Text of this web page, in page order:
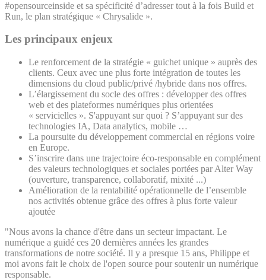
#opensourceinside et sa spécificité d’adresser tout à la fois Build et
Run, le plan stratégique « Chrysalide ».
Les principaux enjeux
Le renforcement de la stratégie « guichet unique » auprès des
clients. Ceux avec une plus forte intégration de toutes les
dimensions du cloud public/privé /hybride dans nos offres.
L’élargissement du socle des offres : développer des offres
web et des plateformes numériques plus orientées
« servicielles ». S'appuyant sur quoi ? S’appuyant sur des
technologies IA, Data analytics, mobile …
La poursuite du développement commercial en régions voire
en Europe.
S’inscrire dans une trajectoire éco-responsable en complément
des valeurs technologiques et sociales portées par Alter Way
(ouverture, transparence, collaboratif, mixité ...)
Amélioration de la rentabilité opérationnelle de l’ensemble
nos activités obtenue grâce des offres à plus forte valeur
ajoutée
"Nous avons la chance d'être dans un secteur impactant. Le
numérique a guidé ces 20 dernières années les grandes
transformations de notre société. Il y a presque 15 ans, Philippe et
moi avons fait le choix de l'open source pour soutenir un numérique
responsable.